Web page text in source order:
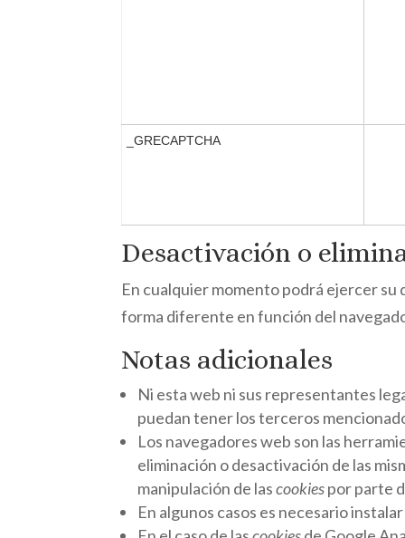
_GRECAPTCHA
Desactivación o
En cualquier momento podrá ejercer su
forma diferente en función del
Notas adicionales
Ni esta web ni sus representantes
puedan tener los terceros
Los navegadores web son las
eliminación o desactivación de las
manipulación de lascookiespor parte
En algunos casos es necesario